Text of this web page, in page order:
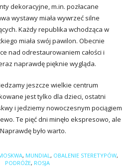
dekoracyjne, m.in. pozłacane
wystawy miała wywrzeć silne
Każdy republika wchodząca w
miała swój pawilon. Obecnie
nad odrestaurowaniem całości i
naprawdę pięknie wygląda.
jeszcze wielkie centrum
jest tylko dla dzieci, ostatni
i jedziemy nowoczesnym pociągiem
Te pięć dni minęło ekspresowo, ale
było warto.
, MUNDIAL , OBALENIE STERETYPÓW,
PODRÓŻE, ROSJA